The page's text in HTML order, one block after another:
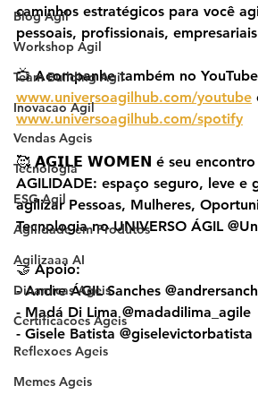
Blog Agil
Workshop Agil
Team Building Agil
Inovacao Agil
Vendas Ageis
Tecnologia
ESG Agil
Agilidade em Produtos
Agilizaaa AI
Dinamicas Ageis
Certificacoes Ageis
Reflexoes Ageis
Memes Ageis
caminhos estratégicos para você
pessoais, profissionais,
📺 Acompanhe também no YouTube
www.universoagilhub.com/youtube
www.universoagilhub.com/spotify
🥰 𝗔𝗚𝗜𝗟𝗘 𝗪𝗢𝗠𝗘𝗡 é seu encontro
AGILIDADE: espaço seguro, leve e
agilizar Pessoas, Mulheres,
Tecnologia no UNIVERSO ÁGIL
🤝 Apoio:
- Andre ÁGIL Sanches
- Madá Di Lima @madadilima_agile
- Gisele Batista @giselevictorbatista